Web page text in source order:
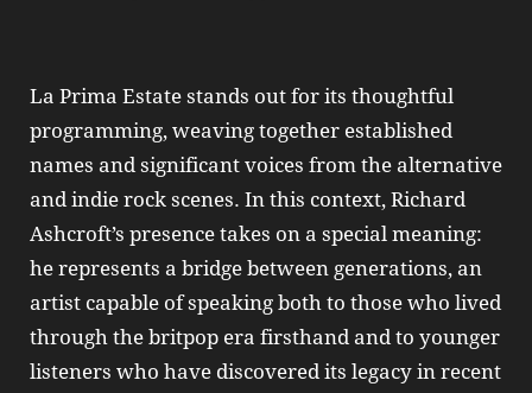
La Prima Estate stands out for its thoughtful
programming, weaving together established
names and significant voices from the alternative
and indie rock scenes. In this context, Richard
Ashcroft’s presence takes on a special meaning:
he represents a bridge between generations, an
artist capable of speaking both to those who lived
through the britpop era firsthand and to younger
listeners who have discovered its legacy in recent